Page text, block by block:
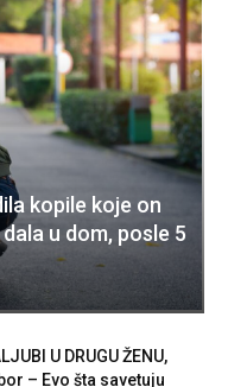
kopile koje on
u dom, posle 5
U DRUGU ŽENU,
– Evo šta savetuju